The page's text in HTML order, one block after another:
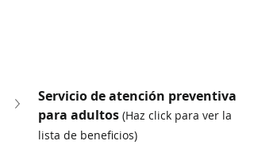
Servicio de atención preventiva
para adultos (Haz click para ver la
lista de beneficios)